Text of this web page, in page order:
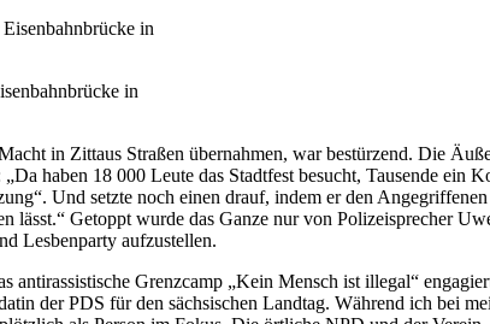
in
in Zittaus Straßen übernahmen, war bestürzend. Die
haben 18 000 Leute das Stadtfest besucht, Tausende ein
Und setzte noch einen drauf, indem er den
lässt.“ Getoppt wurde das Ganze nur von Polizeisprecher
Lesbenparty aufzustellen.
Grenzcamp „Kein Mensch ist illegal“
der PDS für den sächsischen Landtag. Während ich bei